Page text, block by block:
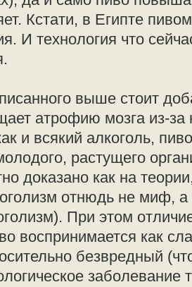
Кстати, в Египте
И технология что
выше стоит
атрофию мозга из-
и всякий алкоголь,
растущего
доказано как на
отнюдь не миф, а
При этом
воспринимается как
безвредный
заболевание